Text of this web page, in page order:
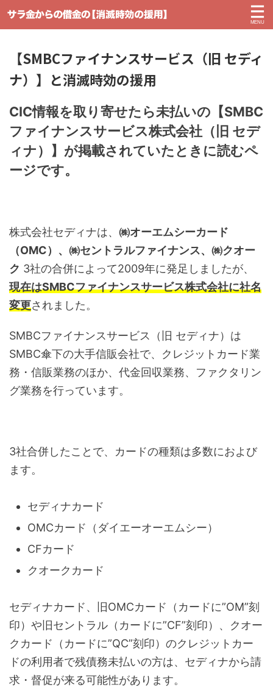
【SMBCファイナンスサービス（旧 セディ
ナ）】と消滅時効の援用
CIC情報を取り寄せたら未払いの【SMBC
ファイナンスサービス株式会社（旧 セデ
ィナ）】が掲載されていたときに読むペ
ージです。
株式会社セディナは、 ㈱オーエムシーカード
（OMC）、㈱セントラルファイナンス、㈱クオー
ク 3社の合併によって2009年に発足しましたが、
現在はSMBCファイナンスサービス株式会社に社名
変更されました。
SMBCファイナンスサービス（旧 セディナ）は
SMBC傘下の大手信販会社で、クレジットカード業
務・信販業務のほか、代金回収業務、ファクタリン
グ業務を行っています。
3社合併したことで、カードの種類は多数におよび
ます。
セディナカード
OMCカード（ダイエーオーエムシー）
CFカード
クオークカード
セディナカード、旧OMCカード（カードに”OM”刻
印）や旧セントラル（カードに”CF”刻印）、クオー
クカード（カードに”QC”刻印）のクレジットカー
ドの利用者で残債務未払いの方は、セディナから請
求・督促が来る可能性があります。